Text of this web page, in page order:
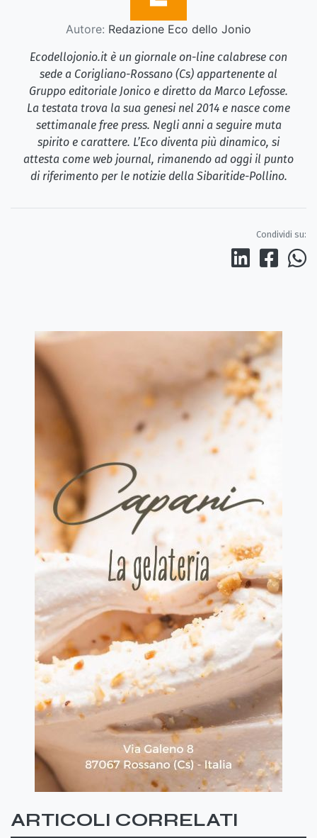
Autore: Redazione Eco dello Jonio
Ecodellojonio.it è un giornale on-line calabrese con
sede a Corigliano-Rossano (Cs) appartenente al
Gruppo editoriale Jonico e diretto da Marco Lefosse.
La testata trova la sua genesi nel 2014 e nasce come
settimanale free press. Negli anni a seguire muta
spirito e carattere. L’Eco diventa più dinamico, si
attesta come web journal, rimanendo ad oggi il punto
di riferimento per le notizie della Sibaritide-Pollino.
Condividi su:
ARTICOLI CORRELATI